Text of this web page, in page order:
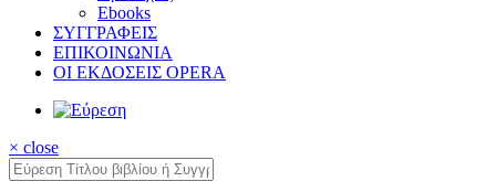
Ebooks
ΣΥΓΓΡΑΦΕΙΣ
ΕΠΙΚΟΙΝΩΝΙΑ
ΟΙ ΕΚΔΟΣΕΙΣ OPERA
× close